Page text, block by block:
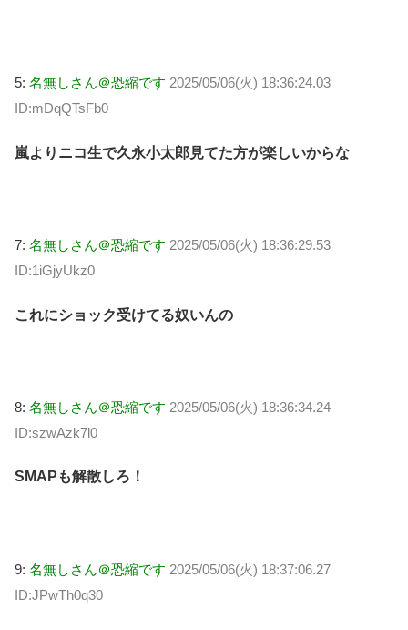
5: 名無しさん＠恐縮です 2025/05/06(火) 18:36:24.03
ID:mDqQTsFb0
嵐よりニコ生で久永小太郎見てた方が楽しいからな
7: 名無しさん＠恐縮です 2025/05/06(火) 18:36:29.53
ID:1iGjyUkz0
これにショック受けてる奴いんの
8: 名無しさん＠恐縮です 2025/05/06(火) 18:36:34.24
ID:szwAzk7l0
SMAPも解散しろ！
9: 名無しさん＠恐縮です 2025/05/06(火) 18:37:06.27
ID:JPwTh0q30